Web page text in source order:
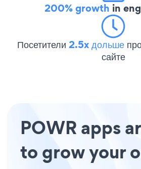
200% growth in
Посетители 2.5x дольше
сайте
POWR apps
to grow your